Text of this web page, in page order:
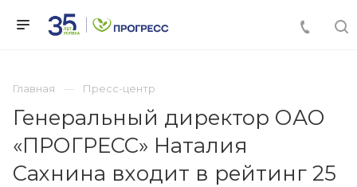
Главная Пресс-центр
Генеральный директор ОАО
«ПРОГРЕСС» Наталия
Сахнина входит в рейтинг 25